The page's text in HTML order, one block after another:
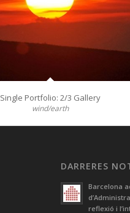
Single Portfolio: 2/3 Gallery
wind/earth
DARRERES
Barcelona
reflexió i